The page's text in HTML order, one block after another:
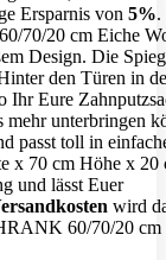
Ersparnis von 5%.
70/20 cm Eiche
Design. Die
den Türen in
Ihr Eure
mehr unterbringen
passt toll in
x 70 cm Höhe x 20
und lässt Euer
wird
60/70/20 cm